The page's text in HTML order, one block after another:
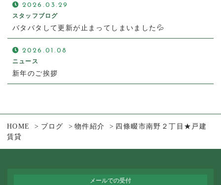
2026.03.29
スタッフブログ
バタバタして更新が止まってしまいました💦
2026.01.08
ニュース
新年のご挨拶
HOME ブログ 物件紹介
四條畷市南野２丁目★戸建
賃貸
メールでの受付